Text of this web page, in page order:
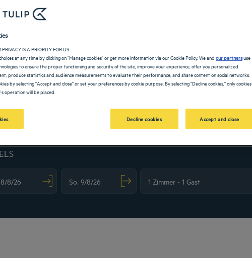
in Sete Lagoas
ZURÜCK ZUR SEITE FÜR DIE BRASILIEN
IS A PRIORITY FOR US
at any time by clicking on "Manage cookies" or get more information via our Cookie Policy. We andour partnersuse
to ensure the proper functioning and security of the site, improve your experience, offer you personalized
produce statistics and audience measurements to evaluate their performance, and share content on social networks.
by selecting "Accept and close" or set your preferences by cookie purpose. By selecting "Decline cookies," only cookies
operation will be placed.
Decline cookies Accept and close